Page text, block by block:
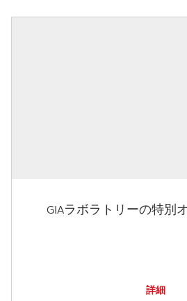
GIAラボラトリーの特別
詳細